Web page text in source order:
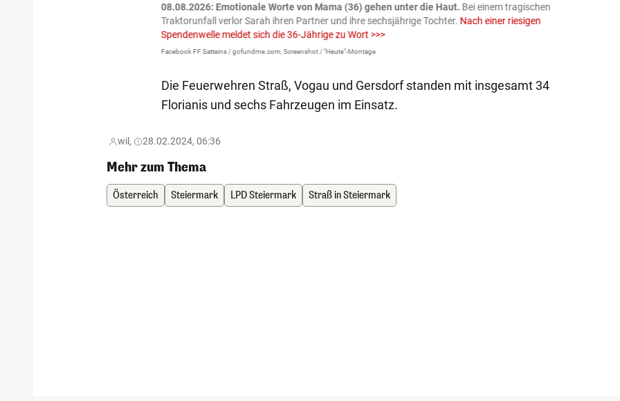
08.08.2026: Emotionale Worte von Mama (36) gehen unter die Haut. Bei einem tragischen
Traktorunfall verlor Sarah ihren Partner und ihre sechsjährige Tochter. Nach einer riesigen
Spendenwelle meldet sich die 36-Jährige zu Wort >>>
Facebook FF Satteins / gofundme.com, Screenshot / "Heute"-Montage
Die Feuerwehren Straß, Vogau und Gersdorf standen mit insgesamt 34
Florianis und sechs Fahrzeugen im Einsatz.
wil, 28.02.2024, 06:36
Mehr zum Thema
Österreich Steiermark LPD Steiermark Straß in Steiermark